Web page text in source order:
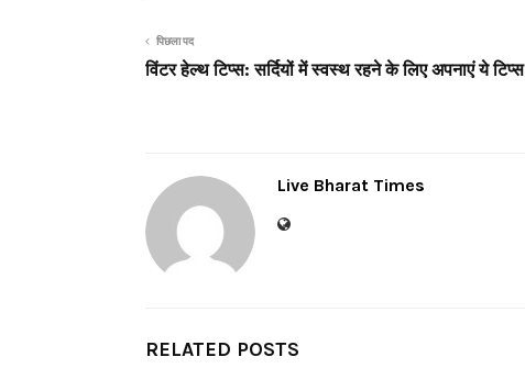
पिछला पद
विंटर हेल्थ टिप्स: सर्दियों में स्वस्थ रहने के लिए अपनाएं ये टिप्स
Live Bharat Times
RELATED POSTS